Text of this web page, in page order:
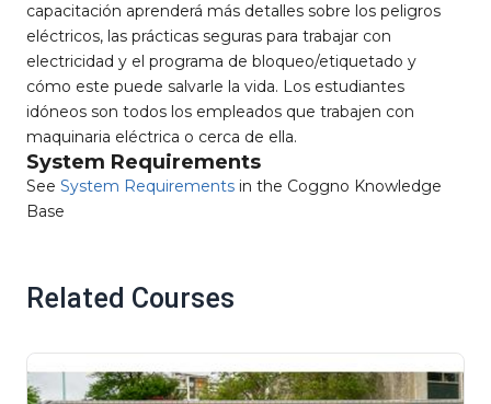
capacitación aprenderá más detalles sobre los peligros
eléctricos, las prácticas seguras para trabajar con
electricidad y el programa de bloqueo/etiquetado y
cómo este puede salvarle la vida. Los estudiantes
idóneos son todos los empleados que trabajen con
maquinaria eléctrica o cerca de ella.
System Requirements
See System Requirements in the Coggno Knowledge
Base
Related Courses